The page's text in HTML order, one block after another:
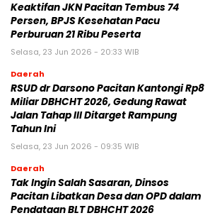
Keaktifan JKN Pacitan Tembus 74
Persen, BPJS Kesehatan Pacu
Perburuan 21 Ribu Peserta
Selasa, 23 Jun 2026 - 20:33 WIB
Daerah
RSUD dr Darsono Pacitan Kantongi Rp8
Miliar DBHCHT 2026, Gedung Rawat
Jalan Tahap III Ditarget Rampung
Tahun Ini
Selasa, 23 Jun 2026 - 09:35 WIB
Daerah
Tak Ingin Salah Sasaran, Dinsos
Pacitan Libatkan Desa dan OPD dalam
Pendataan BLT DBHCHT 2026